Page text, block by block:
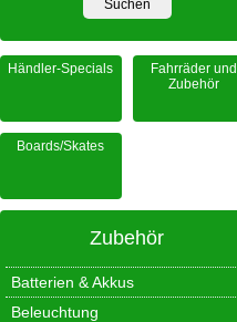
Händler-Specials
Fahrräder und
Zubehör
Boards/Skates
Zubehör
Batterien & Akkus
Beleuchtung